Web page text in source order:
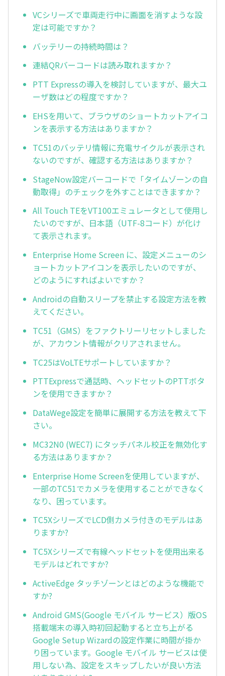
VCシリーズで車両走行中に画面を消すような設
定は可能ですか？
バッテリーの持続時間は？
連結QRバーコードは読み取れますか？
PTT Expressの導入を検討していますが、最大ユ
ーザ数はどの程度ですか？
EHSを用いて、ブラウザのショートカットアイコ
ンを表示する方法はありますか？
TC51のバッテリ情報に充電サイクルが表示され
ないのですが、確認する方法はありますか？
StageNow設定バーコードで「タイムゾーンの自
動取得」のチェックを外すことはできますか？
All Touch TEをVT100エミュレータとして使用し
たいのですが、日本語（UTF-8コード）が化け
て表示されます。
Enterprise Home Screen に、設定メニューのシ
ョートカットアイコンを表示したいのですが、
どのようにすればよいですか？
Androidの自動スリープを禁止する設定方法を教
えてください。
TC51（GMS）をファクトリーリセットしました
が、アカウント情報がクリアされません。
TC25はVoLTEサポートしていますか？
PTTExpressで通話時、ヘッドセットのPTTボタ
ンを使用できますか？
DataWege設定を簡単に展開する方法を教えて下
さい。
MC32N0 (WEC7) にタッチパネル校正を無効化す
る方法はありますか？
Enterprise Home Screenを使用していますが、
一部のTC51でカメラを使用することができなく
なり、困っています。
TC5XシリーズでLCD側カメラ付きのモデルはあ
りますか?
TC5Xシリーズで有線ヘッドセットを使用出来る
モデルはどれですか?
ActiveEdge タッチゾーンとはどのような機能で
すか?
Android GMS(Google モバイル サービス）版OS
搭載端末の導入時初回起動すると立ち上がる
Google Setup Wizardの設定作業に時間が掛か
り困っています。Google モバイル サービスは使
用しない為、設定をスキップしたいが良い方法